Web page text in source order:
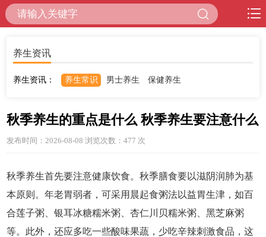
养生资讯
养生资讯： 养生常识 男士养生 保健养生
秋季养生的重点是什么 秋季养生要注意什么
发布时间：2026-08-08 浏览次数：477 次
秋季养生首先要注意健康饮食。秋季膳食要以滋阴润肺为基
本原则。年老胃弱者，可采用晨起食粥法以益胃生津，如百
合莲子粥、银耳冰糖糯米粥、杏仁川贝糯米粥、黑芝麻粥
等。此外，还应多吃一些酸味果蔬，少吃辛辣刺激食品，这